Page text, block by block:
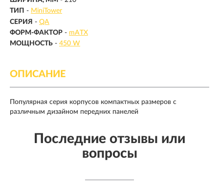
ТИП - MiniTower
СЕРИЯ - QA
ФОРМ-ФАКТОР - mATX
МОЩНОСТЬ - 450 W
ОПИСАНИЕ
Популярная серия корпусов компактных размеров с
различным дизайном передних панелей
Последние отзывы или
вопросы